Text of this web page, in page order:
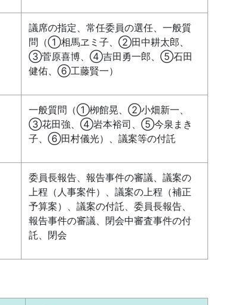
議席の指定、常任委員の選任、一般質
問（①相馬ヱミ子、②田中耕太郎、
③菅原喜博、④吉田勇一郎、⑤石田
健佑、⑥工藤賢一）
一般質問（①栁館晃、②小畑新一、
③花田強、④岩本裕司、⑤今泉まき
子、⑥田村儀光）、議案等の付託
委員長報告、報告事件の審議、議案の
上程（人事案件）、議案の上程（補正
予算案）、議案の付託、委員長報告、
報告事件の審議、閉会中審査事件の付
託、閉会